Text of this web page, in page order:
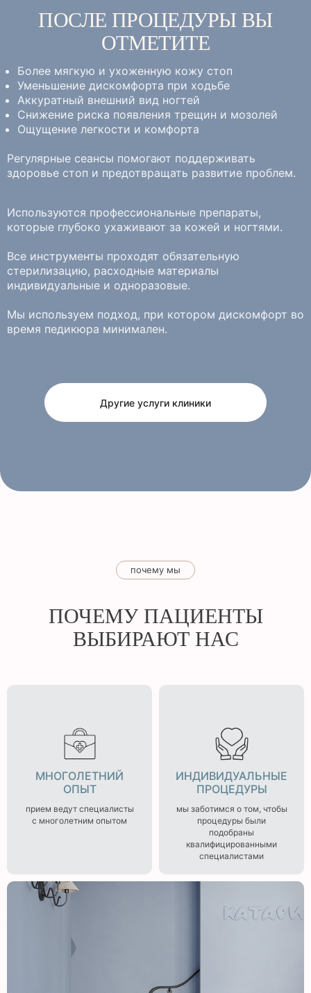
ПОСЛЕ ПРОЦЕДУРЫ ВЫ
ОТМЕТИТЕ
Более мягкую и ухоженную кожу стоп
Уменьшение дискомфорта при ходьбе
Аккуратный внешний вид ногтей
Снижение риска появления трещин и мозолей
Ощущение легкости и комфорта
Регулярные сеансы помогают поддерживать
здоровье стоп и предотвращать развитие проблем.
Используются профессиональные препараты,
которые глубоко ухаживают за кожей и ногтями.
Все инструменты проходят обязательную
стерилизацию, расходные материалы
индивидуальные и одноразовые.
Мы используем подход, при котором дискомфорт во
время педикюра минимален.
Другие услуги клиники
почему мы
ПОЧЕМУ ПАЦИЕНТЫ
ВЫБИРАЮТ НАС
МНОГОЛЕТНИЙ
ОПЫТ
прием ведут специалисты
с многолетним опытом
ИНДИВИДУАЛЬНЫЕ
ПРОЦЕДУРЫ
мы заботимся о том, чтобы
процедуры были
подобраны
квалифицированными
специалистами